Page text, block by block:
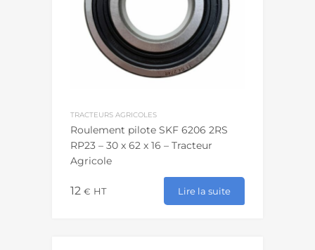
TRACTEURS AGRICOLES
Roulement pilote SKF 6206 2RS
RP23 – 30 x 62 x 16 – Tracteur
Agricole
12 € HT Lire la suite